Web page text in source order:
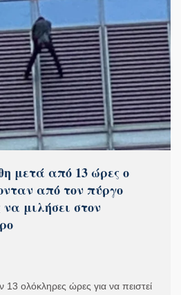
μετά από 13 ώρες ο
από τον πύργο
μιλήσει στον
ολόκληρες ώρες για να πειστεί